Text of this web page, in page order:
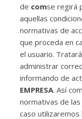
de comse regirá
aquellas
normativas de
que proceda en
el usuario.
administrar
informando de
EMPRESA. Así
normativas de
caso